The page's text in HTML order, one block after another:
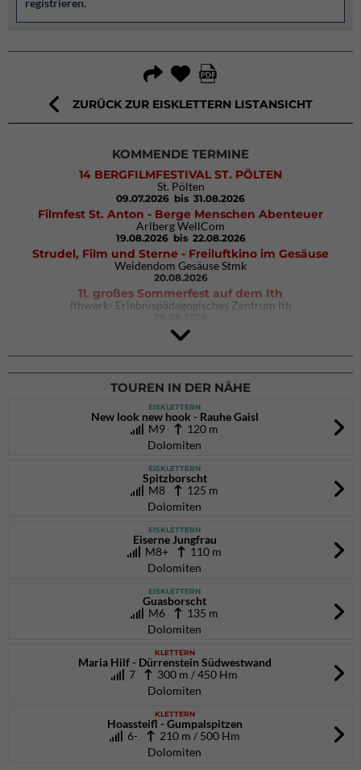
registrieren.
ZURÜCK ZUR EISKLETTERN LISTANSICHT
KOMMENDE TERMINE
14 BERGFILMFESTIVAL ST. PÖLTEN
St. Pölten
09.07.2026 bis 31.08.2026
Filmfest St. Anton - Berge Menschen Abenteuer
Arlberg WellCom
19.08.2026 bis 22.08.2026
Strudel, Film und Sterne - Freiluftkino im Gesäuse
Weidendom Gesäuse Stmk
20.08.2026
11. großes Sommerfest auf dem Ith
Ithwerk- Erlebnispädagogisches Zentrum Ith
4Blocs KIDS 2026
DAV Kletter- & Boulderzentrum München Süd (Thalkirchen)
26.09.2026
TOUREN IN DER NÄHE
EISKLETTERN
New look new hook - Rauhe Gaisl
M9
120 m
Dolomiten
EISKLETTERN
Spitzborscht
M8
125 m
Dolomiten
EISKLETTERN
Eiserne Jungfrau
M8+
110 m
Dolomiten
EISKLETTERN
Guasborscht
M6
135 m
Dolomiten
KLETTERN
Maria Hilf - Dürrenstein Südwestwand
7
300 m / 450 Hm
Dolomiten
KLETTERN
Hoassteifl - Gumpalspitzen
6- 210 m / 500 Hm
Dolomiten